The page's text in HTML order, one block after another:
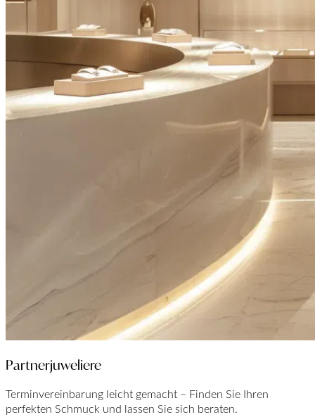
Partnerjuweliere
Terminvereinbarung leicht gemacht – Finden Sie Ihren
perfekten Schmuck und lassen Sie sich beraten.